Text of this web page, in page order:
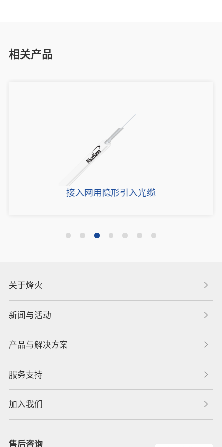
相关产品
接入网用隐形引入光缆
关于烽火
新闻与活动
产品与解决方案
服务支持
加入我们
售后咨询